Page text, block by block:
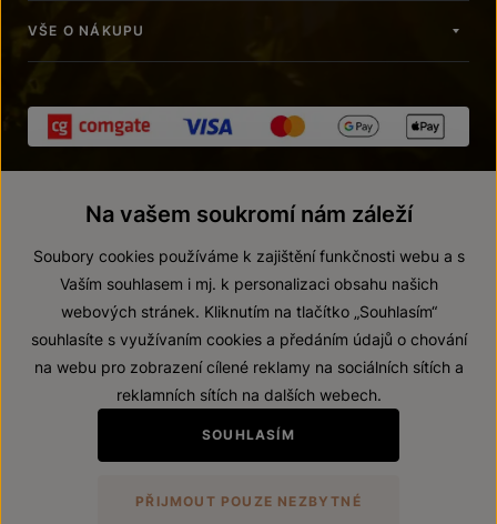
VŠE O NÁKUPU
© 2026 ZNOVÍN ZNOJMO, a. s.
Prohlášení o přístupnosti
Zákaz prodeje alkoholických nápojů osobám mladším 18 let.
VytvořilwebProgress
Na vašem soukromí nám záleží
Soubory cookies používáme k zajištění funkčnosti webu a s
Vaším souhlasem i mj. k personalizaci obsahu našich
webových stránek. Kliknutím na tlačítko „Souhlasím“
souhlasíte s využívaním cookies a předáním údajů o chování
na webu pro zobrazení cílené reklamy na sociálních sítích a
reklamních sítích na dalších webech.
SOUHLASÍM
PŘIJMOUT POUZE NEZBYTNÉ